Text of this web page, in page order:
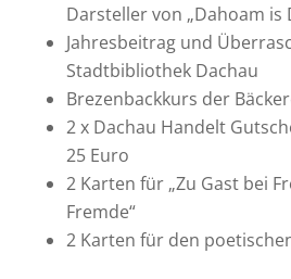
Darsteller von „Dahoam is
Jahresbeitrag und
Stadtbibliothek Dachau
Brezenbackkurs der
2 x Dachau Handelt
25 Euro
2 Karten für „Zu Gast bei
Fremde“
2 Karten für den